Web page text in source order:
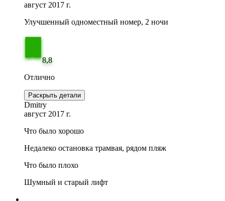
август 2017 г.
Улучшенный одноместный номер, 2 ночи
8,8
Отлично
Раскрыть детали
Dmitry
август 2017 г.
Что было хорошо
Недалеко остановка трамвая, рядом пляж
Что было плохо
Шумный и старый лифт